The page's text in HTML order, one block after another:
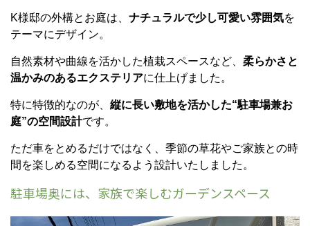
K様邸の外構とお庭は、 ナチュラルで少し可愛い雰囲気を
テーマにデザイン。
自然素材や曲線を活かした植栽スペースなど、 柔らかさと
温かみのあるエクステリアに仕上げました。
特に特徴的なのが、 縦に長い敷地を活かした“駐車場兼お
庭”の空間設計です。
ただ車をとめるだけではなく、季節の草花やご家族との時
間を楽しめる空間になるよう設計いたしました。
駐車場奥には、家族で楽しむガーデンスペース